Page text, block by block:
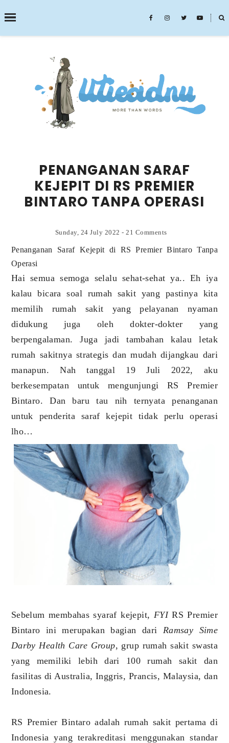
˟
SEARCH THIS BLOG
PENANGANAN SARAF
KEJEPIT DI RS PREMIER
BINTARO TANPA OPERASI
Sunday, 24 July 2022-21 Comments
Penanganan Saraf Kejepit di RS Premier Bintaro Tanpa
Operasi
Hai semua semoga selalu sehat-sehat ya.. Eh iya
kalau bicara soal rumah sakit yang pastinya kita
memilih rumah sakit yang pelayanan nyaman
didukung juga oleh dokter-dokter yang
berpengalaman. Juga jadi tambahan kalau letak
rumah sakitnya strategis dan mudah dijangkau dari
manapun. Nah tanggal 19 Juli 2022, aku
berkesempatan untuk mengunjungi RS Premier
Bintaro. Dan baru tau nih ternyata penanganan
untuk penderita saraf kejepit tidak perlu operasi
lho…
Sebelum membahas syaraf kejepit, FYIRS Premier
Bintaro ini merupakan bagian dari Ramsay Sime
Darby Health Care Group, grup rumah sakit swasta
yang memiliki lebih dari 100 rumah sakit dan
fasilitas di Australia, Inggris, Prancis, Malaysia, dan
Indonesia.
RS Premier Bintaro adalah rumah sakit pertama di
Indonesia yang terakreditasi menggunakan standar